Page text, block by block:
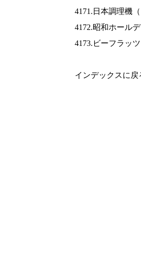
4171.日本調理機（
4172.昭和ホール
4173.ビーフラッ
インデックスに戻